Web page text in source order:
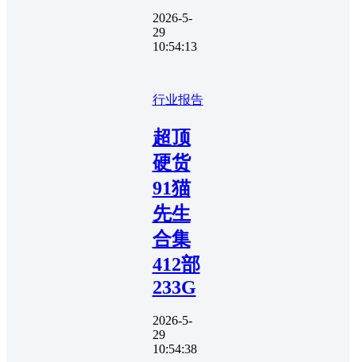
2026-5-
29
10:54:13
行业报告
超顶
硬货
91猫
先生
合集
412部
233G
2026-5-
29
10:54:38